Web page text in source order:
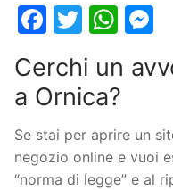
Facebook
Twitter
Cerchi un
a Ornica?
Se stai per aprire un
negozio online e vuoi
“norma di legge” e al